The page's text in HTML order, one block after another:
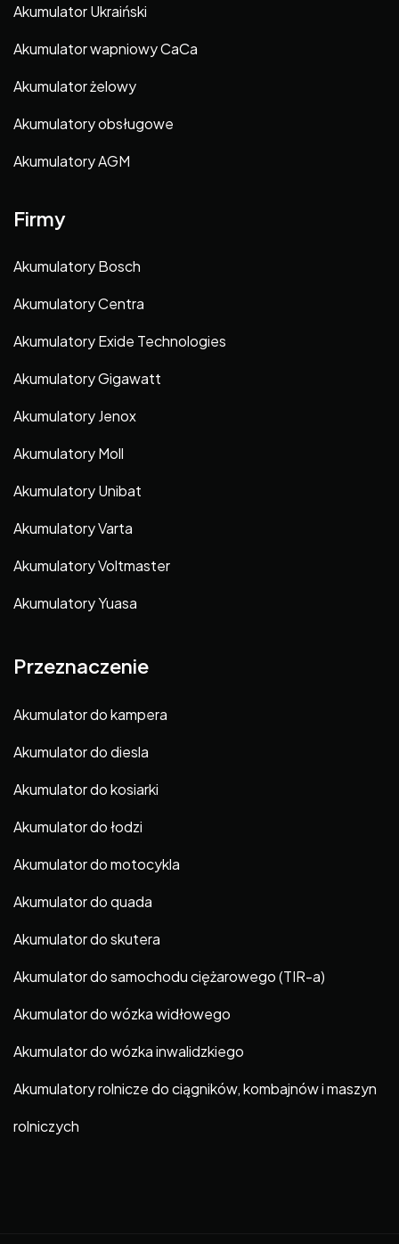
Akumulator Ukraiński
Akumulator wapniowy CaCa
Akumulator żelowy
Akumulatory obsługowe
Akumulatory AGM
Firmy
Akumulatory Bosch
Akumulatory Centra
Akumulatory Exide Technologies
Akumulatory Gigawatt
Akumulatory Jenox
Akumulatory Moll
Akumulatory Unibat
Akumulatory Varta
Akumulatory Voltmaster
Akumulatory Yuasa
Przeznaczenie
Akumulator do kampera
Akumulator do diesla
Akumulator do kosiarki
Akumulator do łodzi
Akumulator do motocykla
Akumulator do quada
Akumulator do skutera
Akumulator do samochodu ciężarowego (TIR-a)
Akumulator do wózka widłowego
Akumulator do wózka inwalidzkiego
Akumulatory rolnicze do ciągników, kombajnów i maszyn
rolniczych